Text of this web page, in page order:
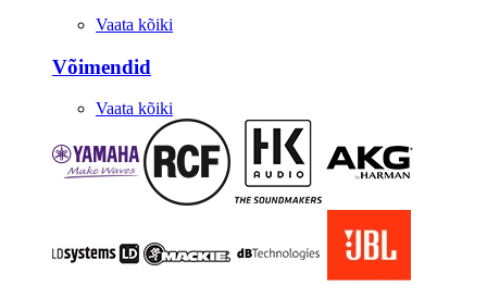
Vaata kõiki
Võimendid
Vaata kõiki